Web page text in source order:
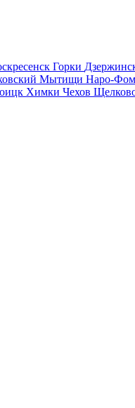
Горки
Мытищи Наро-
Химки Чехов